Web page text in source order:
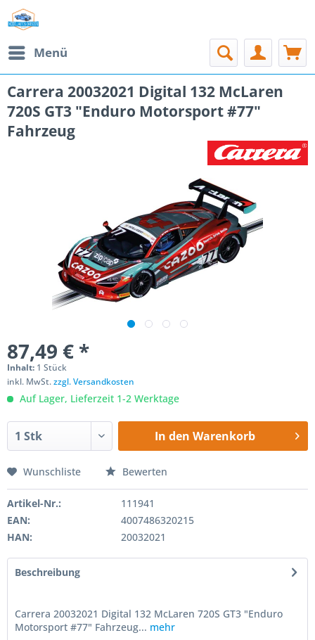
Menü
Carrera 20032021 Digital 132 McLaren
720S GT3 "Enduro Motorsport #77"
Fahrzeug
87,49 € *
Inhalt: 1 Stück
inkl. MwSt.zzgl. Versandkosten
Auf Lager, Lieferzeit 1-2 Werktage
In den Warenkorb
Wunschliste Bewerten
Artikel-Nr.:
111941
EAN:
4007486320215
HAN:
20032021
Beschreibung
Carrera 20032021 Digital 132 McLaren 720S GT3 "Enduro
Motorsport #77" Fahrzeug... mehr